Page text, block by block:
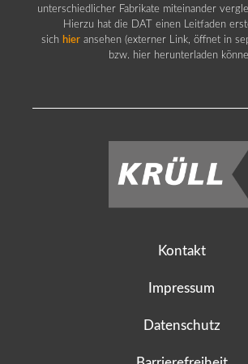
unterschiedlicher Fabrikate miteinander
Hierzu hat die DAT einen Leitfaden
sich hier ansehen (externer Link, öffnet in
bzw. hier herunterladen
Kontakt
Impressum
Datenschutz